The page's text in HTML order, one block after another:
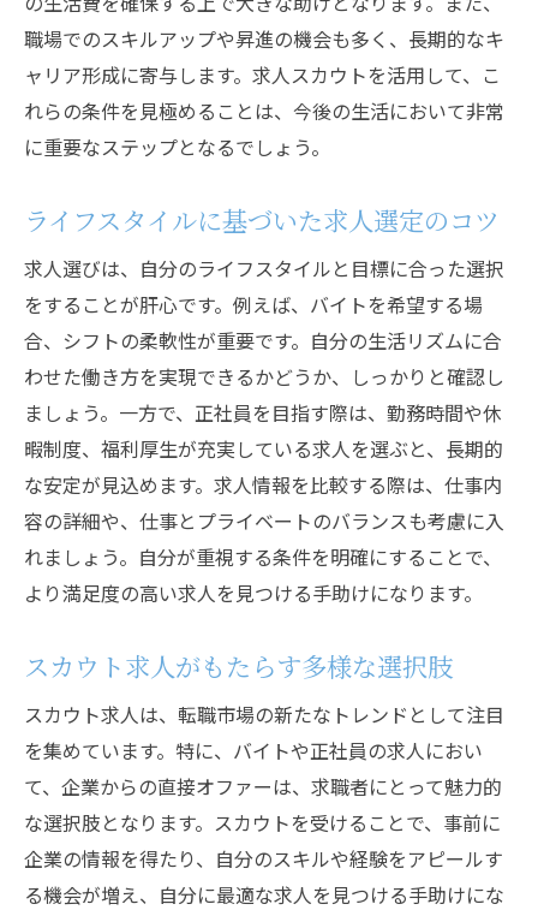
職場でのスキルアップや昇進の機会も多く、長期的なキ
ャリア形成に寄与します。求人スカウトを活用して、こ
れらの条件を見極めることは、今後の生活において非常
に重要なステップとなるでしょう。
ライフスタイルに基づいた求人選定のコツ
求人選びは、自分のライフスタイルと目標に合った選択
をすることが肝心です。例えば、バイトを希望する場
合、シフトの柔軟性が重要です。自分の生活リズムに合
わせた働き方を実現できるかどうか、しっかりと確認し
ましょう。一方で、正社員を目指す際は、勤務時間や休
暇制度、福利厚生が充実している求人を選ぶと、長期的
な安定が見込めます。求人情報を比較する際は、仕事内
容の詳細や、仕事とプライベートのバランスも考慮に入
れましょう。自分が重視する条件を明確にすることで、
より満足度の高い求人を見つける手助けになります。
スカウト求人がもたらす多様な選択肢
スカウト求人は、転職市場の新たなトレンドとして注目
を集めています。特に、バイトや正社員の求人におい
て、企業からの直接オファーは、求職者にとって魅力的
な選択肢となります。スカウトを受けることで、事前に
企業の情報を得たり、自分のスキルや経験をアピールす
る機会が増え、自分に最適な求人を見つける手助けにな